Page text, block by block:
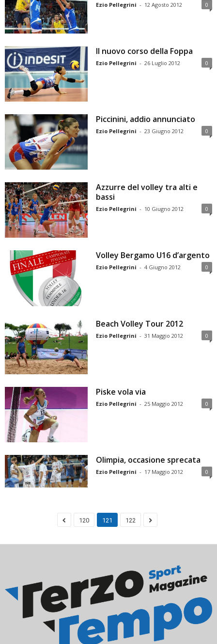
Ezio Pellegrini - 12 Agosto 2012 0
Il nuovo corso della Foppa
Ezio Pellegrini - 26 Luglio 2012 0
Piccinini, addio annunciato
Ezio Pellegrini - 23 Giugno 2012 0
Azzurre del volley tra alti e
bassi
Ezio Pellegrini - 10 Giugno 2012 0
Volley Bergamo U16 d’argento
Ezio Pellegrini - 4 Giugno 2012 0
Beach Volley Tour 2012
Ezio Pellegrini - 31 Maggio 2012 0
Piske vola via
Ezio Pellegrini - 25 Maggio 2012 0
Olimpia, occasione sprecata
Ezio Pellegrini - 17 Maggio 2012 0
120 121 122